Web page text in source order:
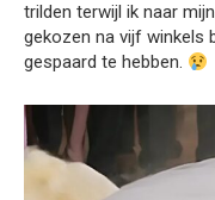
trilden terwijl ik naar
gekozen na vijf winkels
gespaard te hebben.